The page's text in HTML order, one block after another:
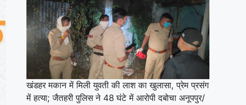
खंडहर मकान में मिली युवती की लाश का खुलासा, प्रेम प्रसंग
में हत्या; जैतहरी पुलिस ने 48 घंटे में आरोपी दबोचा अनूपपुर/